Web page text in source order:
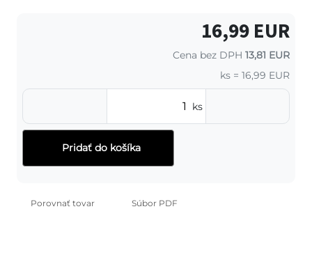
16,99 EUR
ks = 16,99 EUR
Cena bez DPH 13,81 EUR
ks
Pridať do košíka
Porovnať tovar Súbor PDF